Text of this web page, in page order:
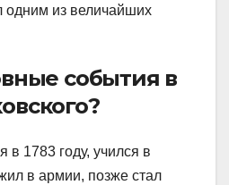
одним из величайших
события в
в 1783 году, учился в
в армии, позже стал